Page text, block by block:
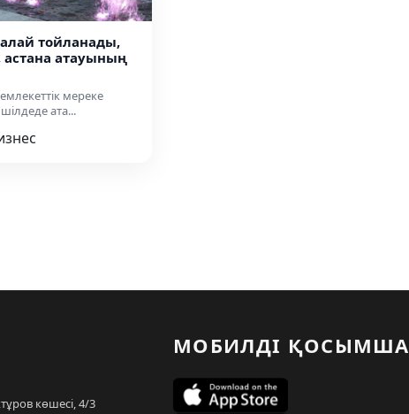
тойланады,
астана атауының
мереке
ата...
көшесі, 4/3
МОБИЛДІ ҚОСЫМША